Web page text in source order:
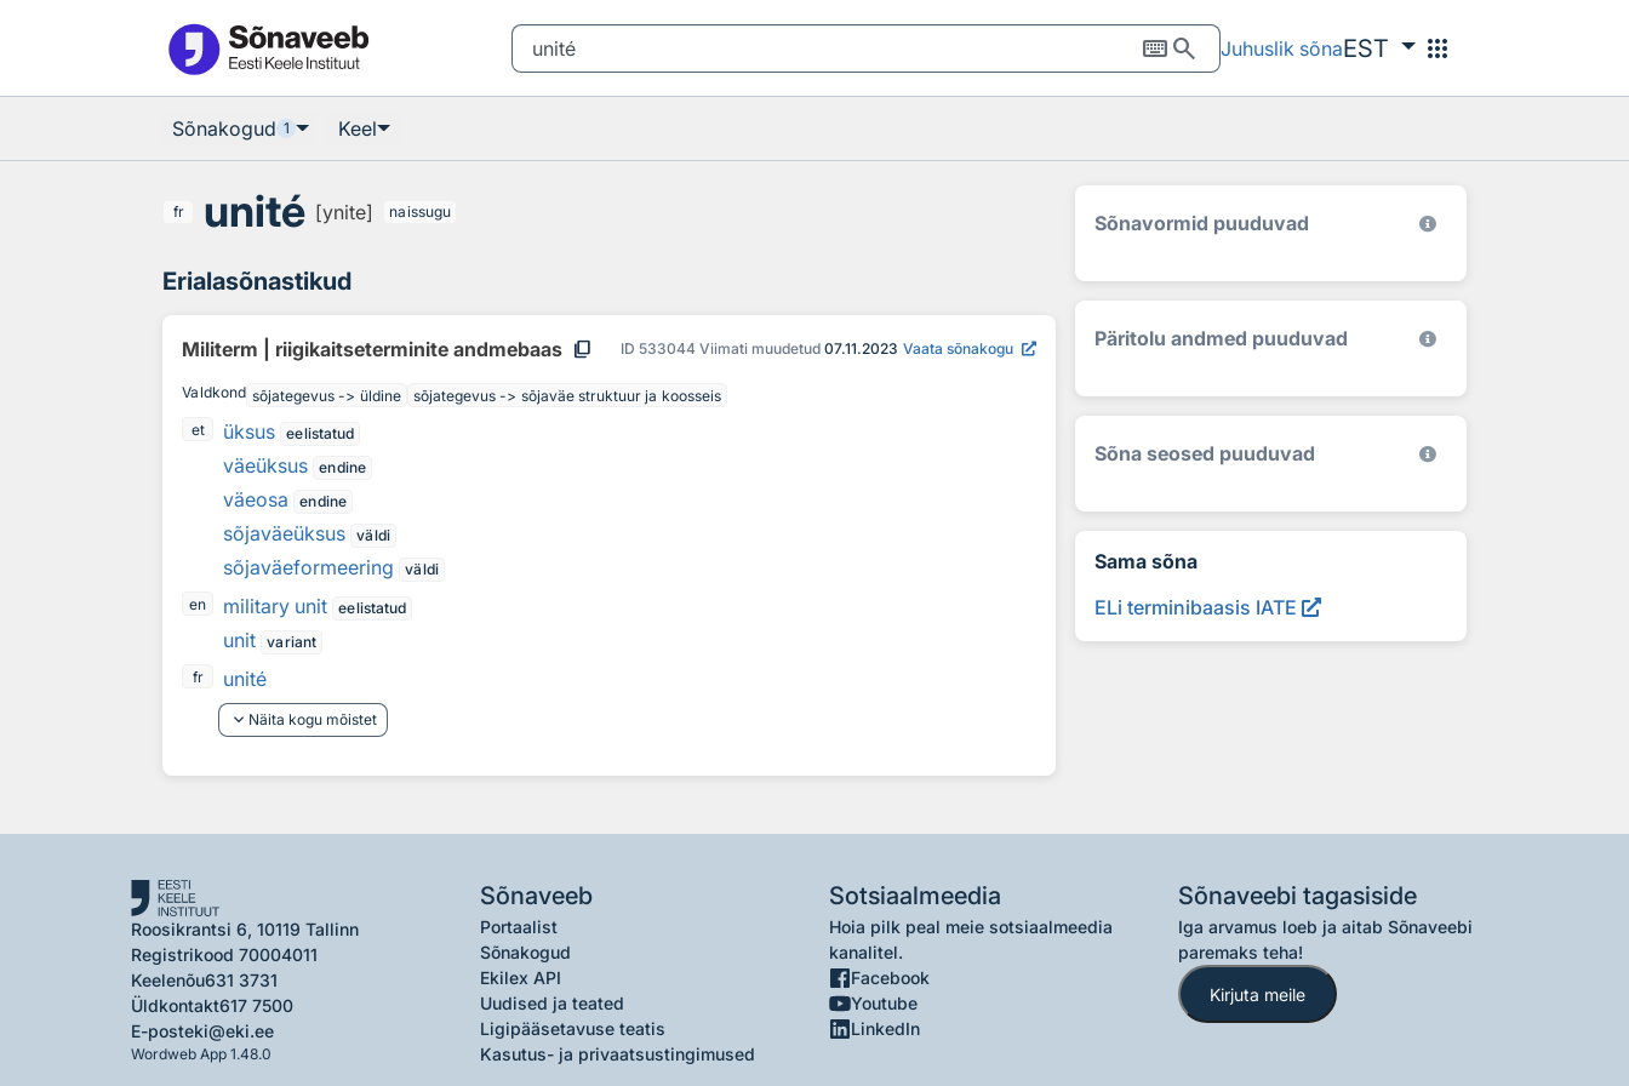
keyboardsearch Juhuslik sõnaEST apps
Sõnakogud 1 Keel
fr unité [ynite] naissugu
Erialasõnastikud
Militerm | riigikaitseterminite andmebaas content_copy ID 533044 Viimati muudetud 07.11.2023 Vaata sõnakogu
Valdkond sõjategevus -> üldine
sõjategevus -> sõjaväe struktuur ja koosseis
et
üksus eelistatud
väeüksus endine
väeosa endine
sõjaväeüksus väldi
sõjaväeformeering
väldi
en
military unit eelistatud
unit
variant
fr
unité
keyboard_arrow_down Näita kogu mõistet
Sõnavormid puuduvad
Päritolu andmed puuduvad
Sõna seosed puuduvad
Sama sõna
ELi terminibaasis IATE
Roosikrantsi 6, 10119 Tallinn
Registrikood 70004011
Keelenõu631 3731
Üldkontakt617 7500
E-posteki@eki.ee
Wordweb App 1.48.0
Sõnaveeb
Portaalist
Sõnakogud
Ekilex API
Uudised ja teated
Ligipääsetavuse teatis
Kasutus- ja privaatsustingimused
Sotsiaalmeedia
Hoia pilk peal meie sotsiaalmeedia
kanalitel.
Facebook
Youtube
LinkedIn
Sõnaveebi tagasiside
Iga arvamus loeb ja aitab Sõnaveebi
paremaks teha!
Kirjuta meile